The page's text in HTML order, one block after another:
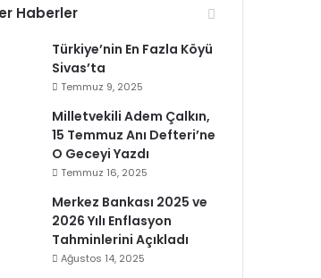
Haberler
Türkiye’nin En Fazla Köyü
Sivas’ta
Temmuz 9, 2025
Milletvekili Adem Çalkın,
15 Temmuz Anı Defteri’ne
O Geceyi Yazdı
Temmuz 16, 2025
Merkez Bankası 2025 ve
2026 Yılı Enflasyon
Tahminlerini Açıkladı
Ağustos 14, 2025